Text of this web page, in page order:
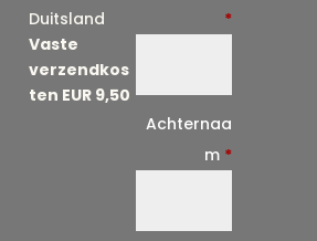
Duitsland
Vaste
verzendkos
ten EUR 9,50
*
Achternaa
m *